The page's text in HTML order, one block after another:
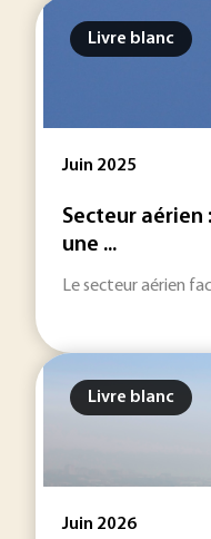
Livre blanc
Juin 2025
Secteur aérien
une ...
Le secteur aérien
Livre blanc
Juin 2026